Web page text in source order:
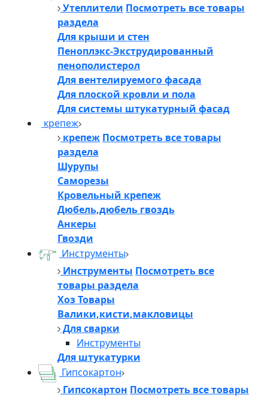
Утеплители Посмотреть все товары
раздела
Для крыши и стен
Пеноплэкс-Экструдированный
пенополистерол
Для вентелируемого фасада
Для плоской кровли и пола
Для системы штукатурный фасад
крепеж
крепеж Посмотреть все товары
раздела
Шурупы
Саморезы
Кровельный крепеж
Дюбель,дюбель гвоздь
Анкеры
Гвозди
Инструменты
Инструменты Посмотреть все
товары раздела
Хоз Товары
Валики,кисти,макловицы
Для сварки
Инструменты
Для штукатурки
Гипсокартон
Гипсокартон Посмотреть все товары